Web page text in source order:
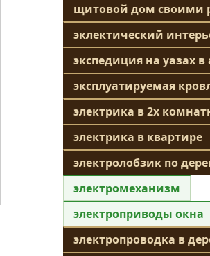
щитовой дом своими
эклектический
экспедиция на уазах
эксплуатируемая
электрика в 2х
электрика в квартире
электролобзик по
электромеханизм
электроприводы окна
электропроводка в